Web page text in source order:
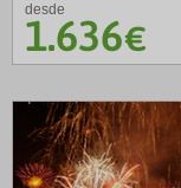
desde
1.636€